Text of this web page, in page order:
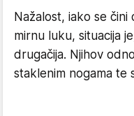
Nažalost, iako se
mirnu luku, situacija
drugačija. Njihov
staklenim nogama te